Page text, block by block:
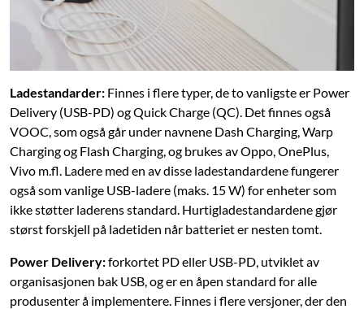
Ladestandarder: Finnes i flere typer, de to vanligste er Power
Delivery (USB-PD) og Quick Charge (QC). Det finnes også
VOOC, som også går under navnene Dash Charging, Warp
Charging og Flash Charging, og brukes av Oppo, OnePlus,
Vivo m.fl. Ladere med en av disse ladestandardene fungerer
også som vanlige USB-ladere (maks. 15 W) for enheter som
ikke støtter laderens standard. Hurtigladestandardene gjør
størst forskjell på ladetiden når batteriet er nesten tomt.
Power Delivery:forkortet PD eller USB-PD, utviklet av
organisasjonen bak USB, og er en åpen standard for alle
produsenter å implementere. Finnes i flere versjoner, der den